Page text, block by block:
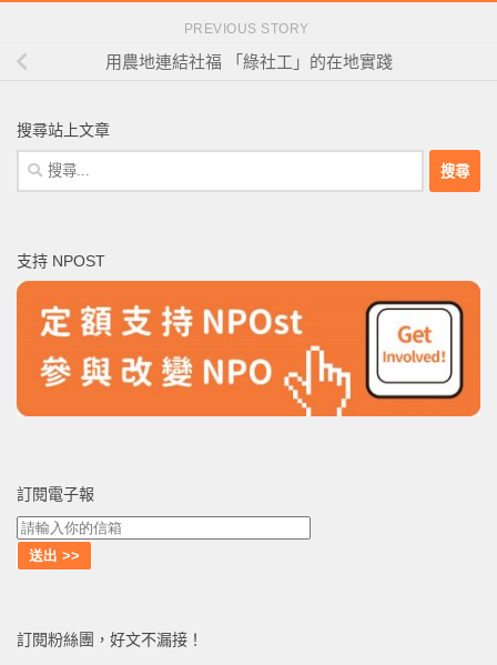
PREVIOUS STORY
用農地連結社福 「綠社工」的在地實踐
搜尋站上文章
搜
尋
字:
支持 NPOST
訂閱電子報
訂閱粉絲團，好文不漏接！